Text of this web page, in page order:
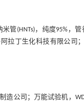
管(HNTs)，纯度95%，管
拉丁生化科技有限公司
造公司；万能试验机，